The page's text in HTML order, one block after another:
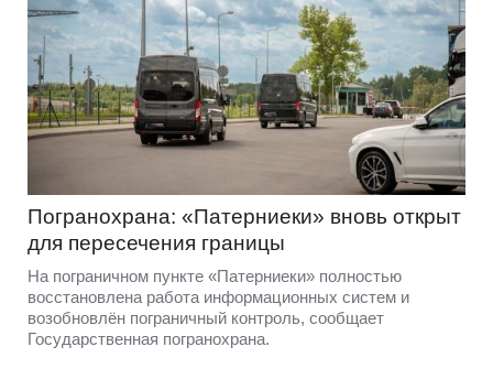
Погранохрана: «Патерниеки» вновь открыт
для пересечения границы
На пограничном пункте «Патерниеки» полностью
восстановлена работа информационных систем и
возобновлён пограничный контроль, сообщает
Государственная погранохрана.